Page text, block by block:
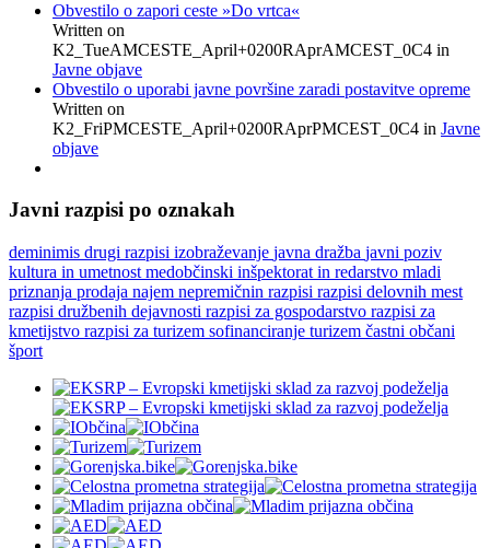
Obvestilo o zapori ceste »Do vrtca«
Written on
K2_TueAMCESTE_April+0200RAprAMCEST_0C4 in
Javne objave
Obvestilo o uporabi javne površine zaradi postavitve opreme
Written on
K2_FriPMCESTE_April+0200RAprPMCEST_0C4 in Javne
objave
Javni razpisi po oznakah
deminimis drugi razpisi izobraževanje javna dražba javni poziv
kultura in umetnost medobčinski inšpektorat in redarstvo mladi
priznanja prodaja najem nepremičnin razpisi razpisi delovnih mest
razpisi družbenih dejavnosti razpisi za gospodarstvo razpisi za
kmetijstvo razpisi za turizem sofinanciranje turizem častni občani
šport